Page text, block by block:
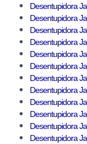
Desentupidora
Desentupidora
Desentupidora
Desentupidora
Desentupidora
Desentupidora
Desentupidora
Desentupidora
Desentupidora
Desentupidora
Desentupidora
Desentupidora